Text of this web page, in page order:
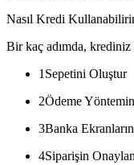
Nasıl Kredi
Bir kaç adımda, krediniz
1 Sepetini Oluştur
2Ödeme
3Banka
4Siparişin